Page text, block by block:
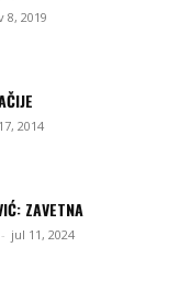
8, 2019
2014
ZAVETNA
- jul 11, 2024